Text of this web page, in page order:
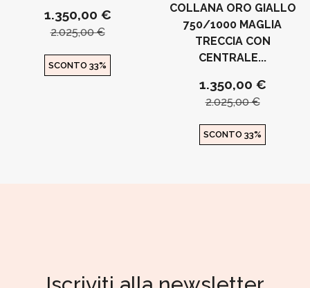
1.350,00 €
2.025,00 €
SCONTO 33%
COLLANA ORO GIALLO
750/1000 MAGLIA
TRECCIA CON
CENTRALE...
1.350,00 €
2.025,00 €
SCONTO 33%